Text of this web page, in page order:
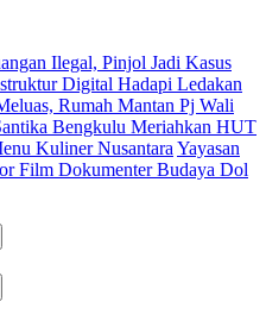
Ilegal, Pinjol Jadi Kasus
Digital Hadapi Ledakan
Rumah Mantan Pj Wali
Bengkulu Meriahkan HUT
Kuliner Nusantara Yayasan
Film Dokumenter Budaya Dol